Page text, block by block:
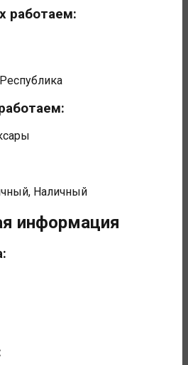
работаем:
Наличный
информация